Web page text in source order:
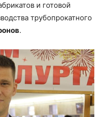
и готовой
трубопрокатного
.